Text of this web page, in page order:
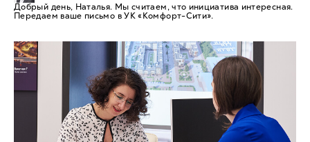
Добрый день, Наталья. Мы считаем, что инициатива интересная.
Передаем ваше письмо в УК «Комфорт-Сити».